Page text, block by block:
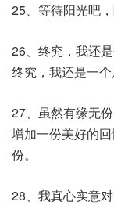
25、等待阳光吧
26、终究，我还
终究，我还是一个
27、虽然有缘无
增加一份美好的
份。
28、我真心实意